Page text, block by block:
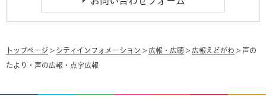
トップページ > シティインフォメーション > 広報・広聴 > 広報えどがわ > 声の
たより・声の広報・点字広報